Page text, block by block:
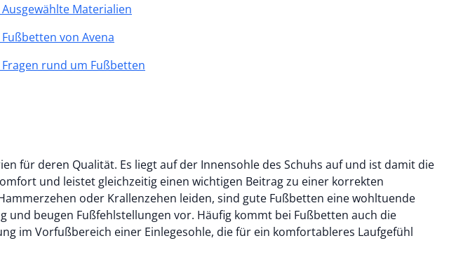
Ausgewählte Materialien
Fußbetten von Avena
Fragen rund um Fußbetten
für deren Qualität. Es liegt auf der Innensohle des Schuhs auf und ist damit die
und leistet gleichzeitig einen wichtigen Beitrag zu einer korrekten
oder Krallenzehen leiden, sind gute Fußbetten eine wohltuende
beugen Fußfehlstellungen vor. Häufig kommt bei Fußbetten auch die
im Vorfußbereich einer Einlegesohle, die für ein komfortableres Laufgefühl